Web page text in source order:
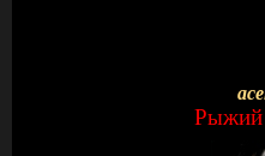
Рыжий